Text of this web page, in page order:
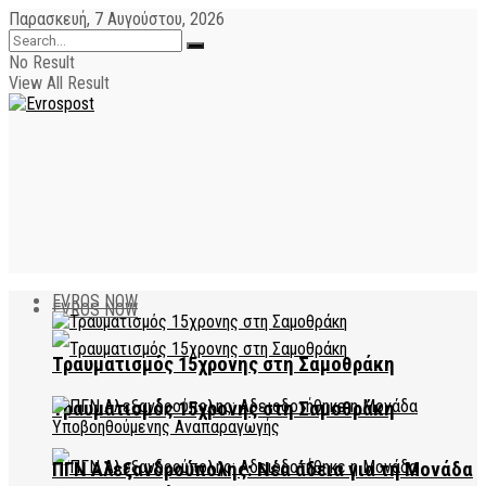
Παρασκευή, 7 Αυγούστου, 2026
No Result
View All Result
EVROS NOW
Τραυματισμός 15χρονης στη Σαμοθράκη
EVROS NOW
Τραυματισμός 15χρονης στη Σαμοθράκη
ΠΓΝ Αλεξανδρούπολης: Νέα άδεια για τη Μονάδα